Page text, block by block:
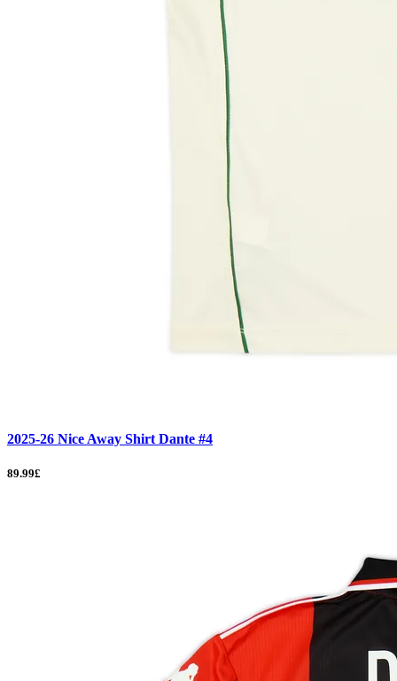
2025-26 Nice Away Shirt Dante #4
89.99£